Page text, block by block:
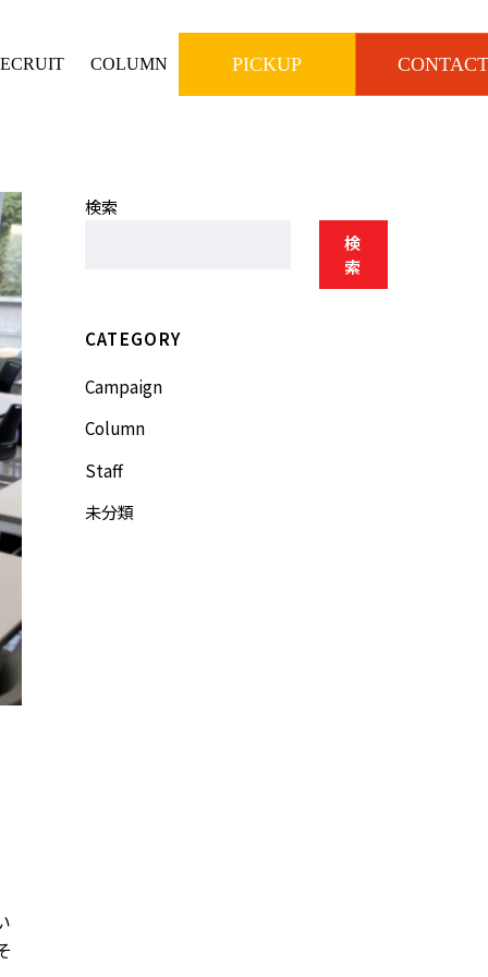
COLUMN PICKUP CONTACT
検索
検
索
CATEGORY
Campaign
Column
Staff
未分類